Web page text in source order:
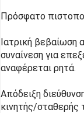
Πρόσφατο
Ιατρική βεβαίωση
συναίνεση για
αναφέρεται ρητά.
Απόδειξη
κινητής/σταθερής